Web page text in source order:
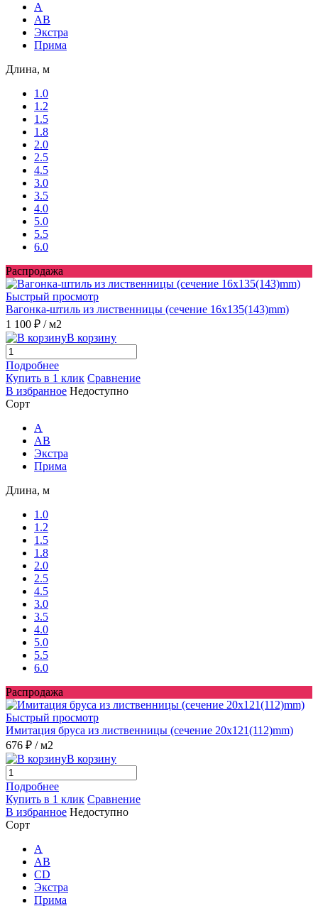
A
AB
Экстра
Прима
Длина, м
1.0
1.2
1.5
1.8
2.0
2.5
4.5
3.0
3.5
4.0
5.0
5.5
6.0
Распродажа
Быстрый просмотр
Вагонка-штиль из лиственницы (сечение 16x135(143)mm)
1 100 ₽ / м2
В корзину
Подробнее
Купить в 1 клик Сравнение
В избранное Недоступно
Сорт
A
AB
Экстра
Прима
Длина, м
1.0
1.2
1.5
1.8
2.0
2.5
4.5
3.0
3.5
4.0
5.0
5.5
6.0
Распродажа
Быстрый просмотр
Имитация бруса из лиственницы (сечение 20x121(112)mm)
676 ₽ / м2
В корзину
Подробнее
Купить в 1 клик Сравнение
В избранное Недоступно
Сорт
A
AB
CD
Экстра
Прима